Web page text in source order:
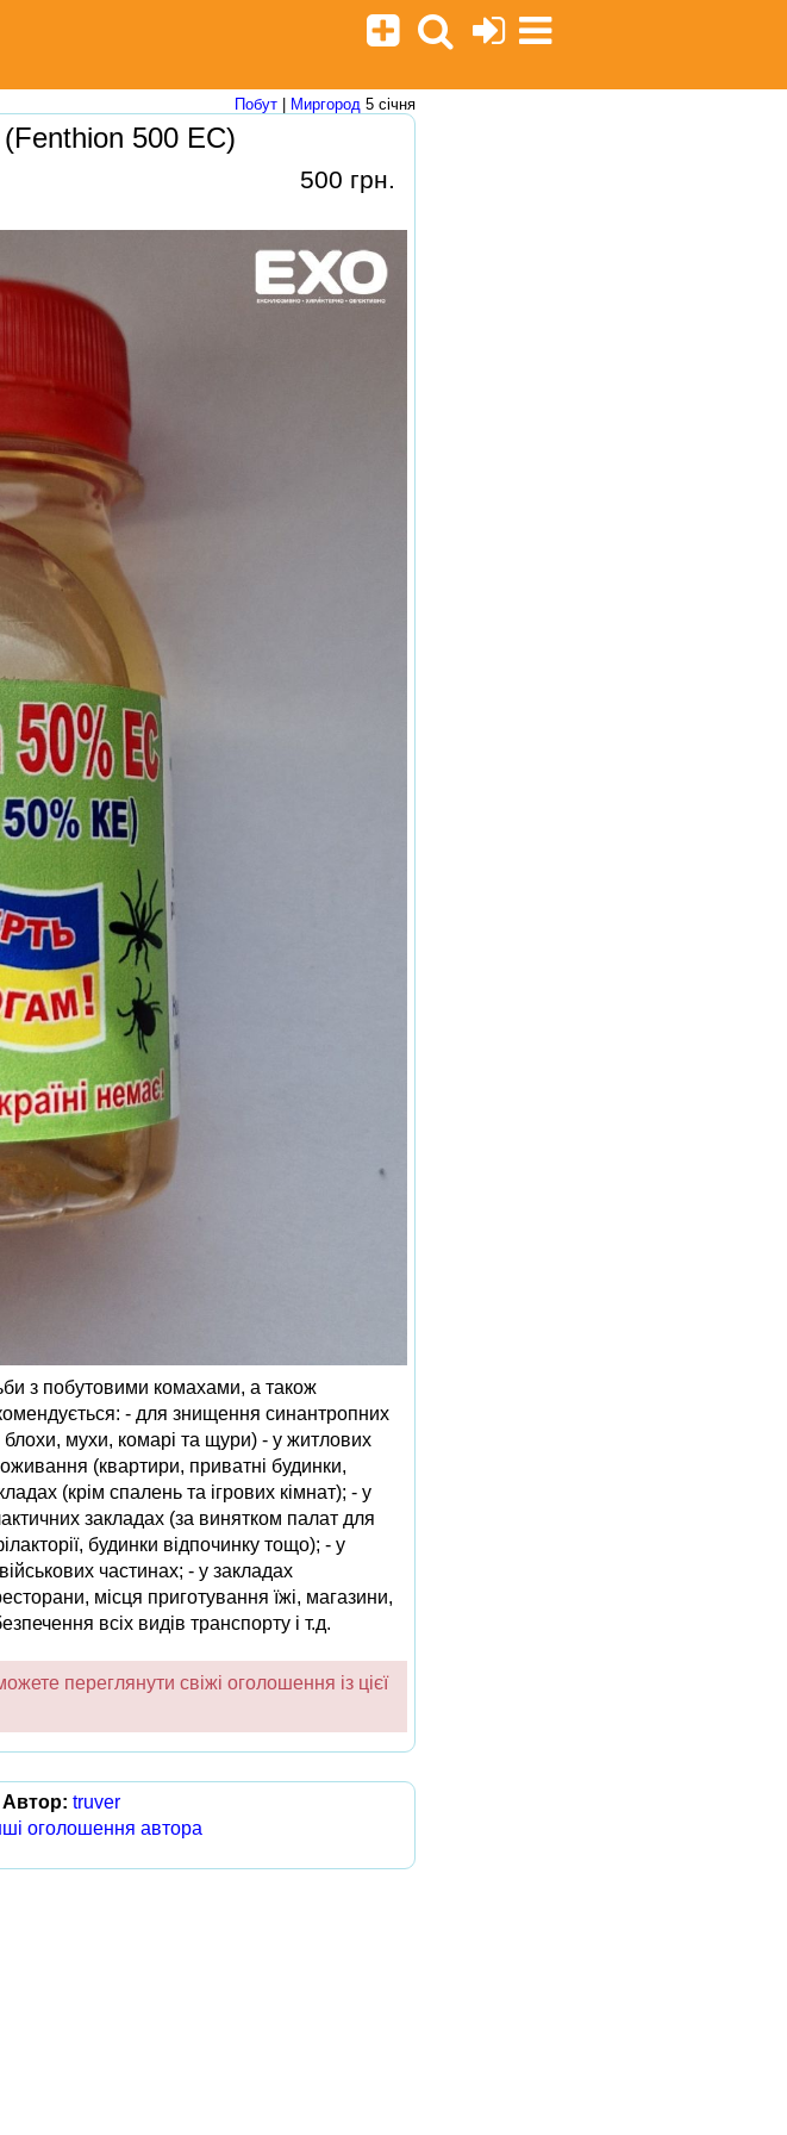
Побут Миргород 5 січня
500 EC)
500 грн.
з побутовими комахами, а також
- для знищення синантропних
блохи, мухи, комарі та щури) - у житлових
(квартири, приватні будинки,
(крім спалень та ігрових кімнат); - у
закладах (за винятком палат для
будинки відпочинку тощо); - у
частинах; - у закладах
місця приготування їжі, магазини,
всіх видів транспорту і т.д.
переглянути свіжі оголошення із цієї
Автор: truver
оголошення автора